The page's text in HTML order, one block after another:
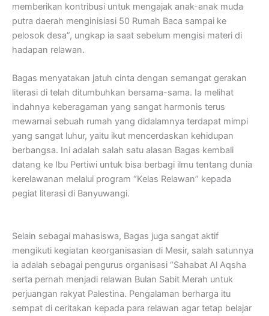
memberikan kontribusi untuk mengajak anak-anak muda
putra daerah menginisiasi 50 Rumah Baca sampai ke
pelosok desa”, ungkap ia saat sebelum mengisi materi di
hadapan relawan.
Bagas menyatakan jatuh cinta dengan semangat gerakan
literasi di telah ditumbuhkan bersama-sama. Ia melihat
indahnya keberagaman yang sangat harmonis terus
mewarnai sebuah rumah yang didalamnya terdapat mimpi
yang sangat luhur, yaitu ikut mencerdaskan kehidupan
berbangsa. Ini adalah salah satu alasan Bagas kembali
datang ke Ibu Pertiwi untuk bisa berbagi ilmu tentang dunia
kerelawanan melalui program “Kelas Relawan” kepada
pegiat literasi di Banyuwangi.
Selain sebagai mahasiswa, Bagas juga sangat aktif
mengikuti kegiatan keorganisasian di Mesir, salah satunnya
ia adalah sebagai pengurus organisasi “Sahabat Al Aqsha
serta pernah menjadi relawan Bulan Sabit Merah untuk
perjuangan rakyat Palestina. Pengalaman berharga itu
sempat di ceritakan kepada para relawan agar tetap belajar